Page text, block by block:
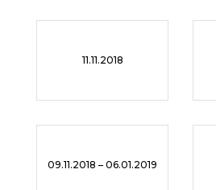
11.11.2018
09.11.2018 – 06.01.2019